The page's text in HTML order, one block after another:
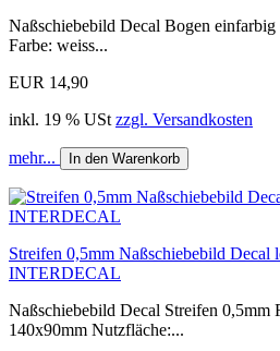
Naßschiebebild Decal Bogen
Farbe: weiss...
EUR 14,90
inkl. 19 % USt zzgl. Versandkosten
mehr... In den Warenkorb
Streifen 0,5mm Naßschiebebild Decal
INTERDECAL
Naßschiebebild Decal Streifen 0,5mm
140x90mm Nutzfläche:...